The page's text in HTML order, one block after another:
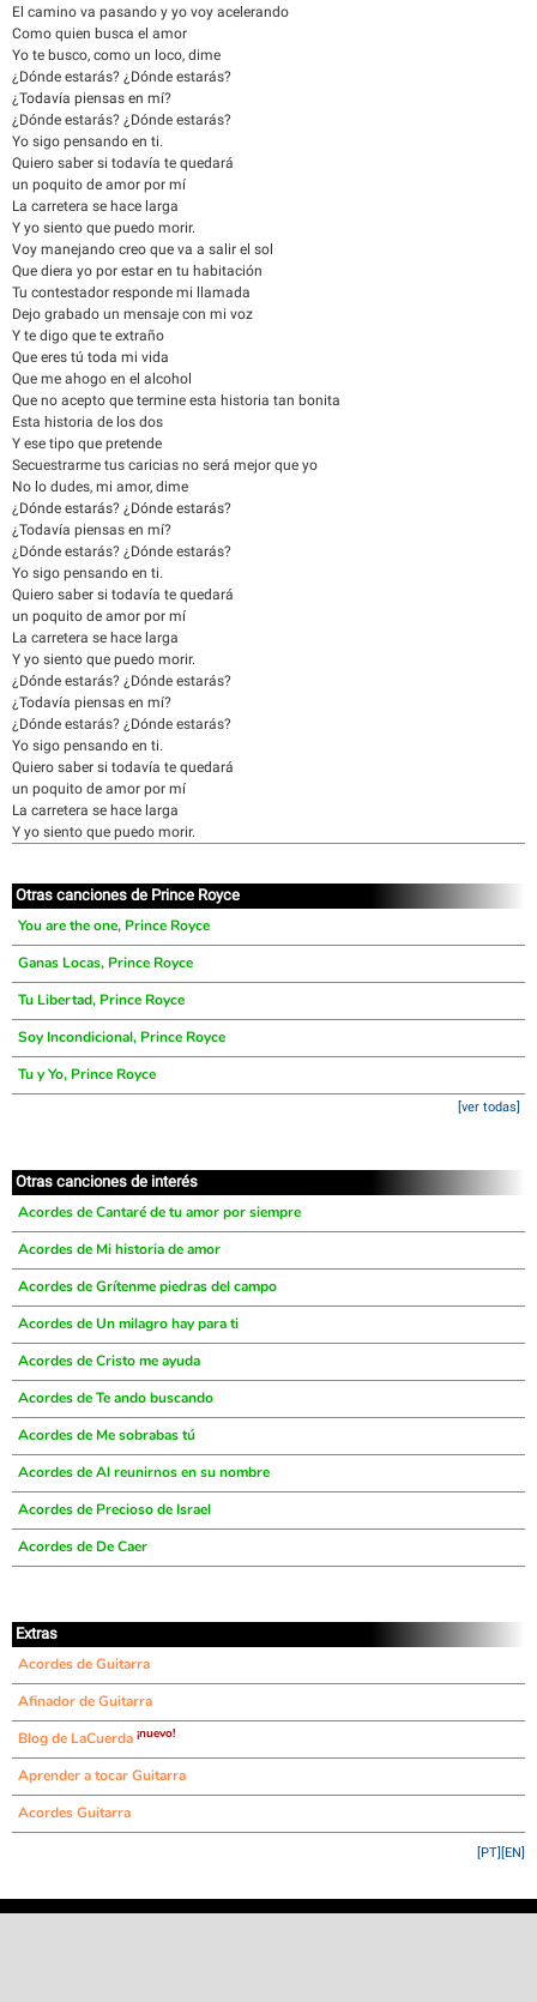
El camino va pasando y yo voy acelerando
Como quien busca el amor
Yo te busco, como un loco, dime
¿Dónde estarás? ¿Dónde estarás?
¿Todavía piensas en mí?
¿Dónde estarás? ¿Dónde estarás?
Yo sigo pensando en ti.
Quiero saber si todavía te quedará
un poquito de amor por mí
La carretera se hace larga
Y yo siento que puedo morir.
Voy manejando creo que va a salir el sol
Que diera yo por estar en tu habitación
Tu contestador responde mi llamada
Dejo grabado un mensaje con mi voz
Y te digo que te extraño
Que eres tú toda mi vida
Que me ahogo en el alcohol
Que no acepto que termine esta historia tan bonita
Esta historia de los dos
Y ese tipo que pretende
Secuestrarme tus caricias no será mejor que yo
No lo dudes, mi amor, dime
¿Dónde estarás? ¿Dónde estarás?
¿Todavía piensas en mí?
¿Dónde estarás? ¿Dónde estarás?
Yo sigo pensando en ti.
Quiero saber si todavía te quedará
un poquito de amor por mí
La carretera se hace larga
Y yo siento que puedo morir.
¿Dónde estarás? ¿Dónde estarás?
¿Todavía piensas en mí?
¿Dónde estarás? ¿Dónde estarás?
Yo sigo pensando en ti.
Quiero saber si todavía te quedará
un poquito de amor por mí
La carretera se hace larga
Y yo siento que puedo morir.
Otras canciones de Prince Royce
You are the one, Prince Royce
Ganas Locas, Prince Royce
Tu Libertad, Prince Royce
Soy Incondicional, Prince Royce
Tu y Yo, Prince Royce
[ver todas]
Otras canciones de interés
Acordes de Cantaré de tu amor por siempre
Acordes de Mi historia de amor
Acordes de Grítenme piedras del campo
Acordes de Un milagro hay para ti
Acordes de Cristo me ayuda
Acordes de Te ando buscando
Acordes de Me sobrabas tú
Acordes de Al reunirnos en su nombre
Acordes de Precioso de Israel
Acordes de De Caer
Extras
Acordes de Guitarra
Afinador de Guitarra
Blog de LaCuerda ¡nuevo!
Aprender a tocar Guitarra
Acordes Guitarra
[EN]
[PT]